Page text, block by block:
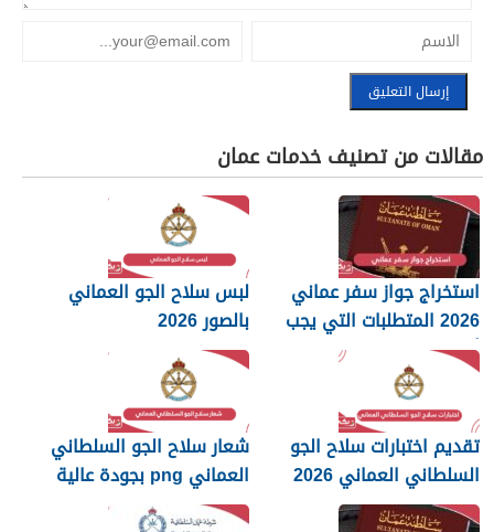
مقالات من تصنيف خدمات عمان
استخراج جواز سفر عماني
2026 المتطلبات التي يجب
أن تعرفها
لبس سلاح الجو العماني
بالصور 2026
تقديم اختبارات سلاح الجو
السلطاني العماني 2026
شعار سلاح الجو السلطاني
العماني png بجودة عالية
2026